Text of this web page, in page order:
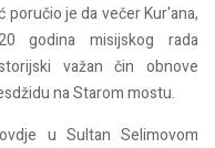
je da večer Kur'ana,
godina misijskog rada
važan čin obnove
na Starom mostu.
u Sultan Selimovom